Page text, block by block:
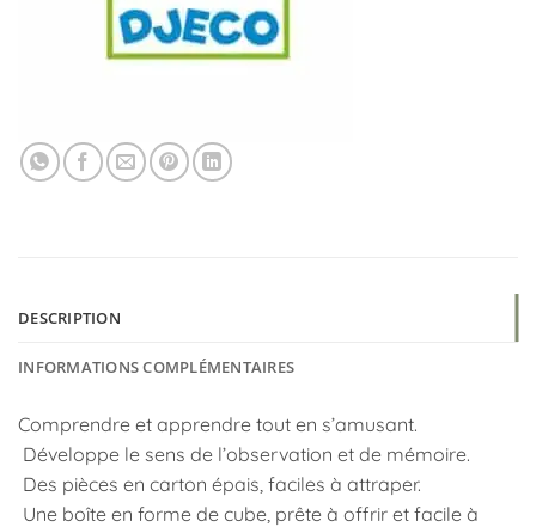
DESCRIPTION
INFORMATIONS COMPLÉMENTAIRES
Comprendre et apprendre tout en s’amusant.
Développe le sens de l’observation et de mémoire.
Des pièces en carton épais, faciles à attraper.
Une boîte en forme de cube, prête à offrir et facile à